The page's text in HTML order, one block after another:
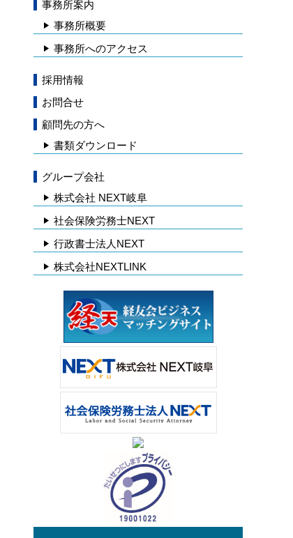
事務所案内
事務所概要
事務所へのアクセス
採用情報
お問合せ
顧問先の方へ
書類ダウンロード
グループ会社
株式会社 NEXT岐阜
社会保険労務士NEXT
行政書士法人NEXT
株式会社NEXTLINK